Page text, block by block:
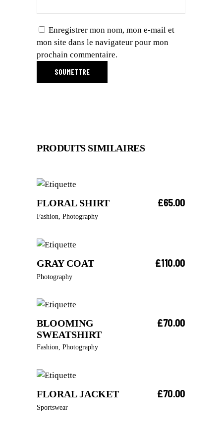
Enregistrer mon nom, mon e-mail et
mon site dans le navigateur pour mon
prochain commentaire.
PRODUITS SIMILAIRES
AJOUTER AU PANIER
FLORAL SHIRT £65.00
Fashion, Photography
GRAY COAT £110.00
Photography
AJOUTER AU PANIER
BLOOMING
SWEATSHIRT
£70.00
Fashion, Photography
FLORAL JACKET £70.00
Sportswear